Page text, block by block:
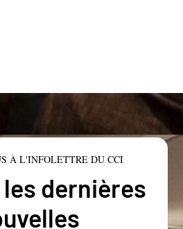
À L'INFOLETTRE DU CCI
les dernières